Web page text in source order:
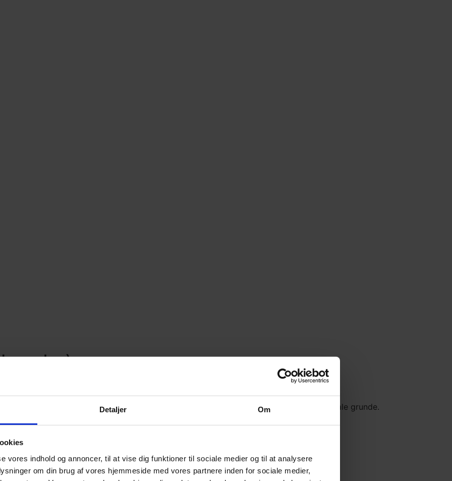
Detaljer Om
vores indhold og annoncer, til at vise dig funktioner til sociale medier og til at analysere
om din brug af vores hjemmeside med vores partnere inden for sociale medier,
på en anden ungdomsuddannelse. Det kan være af faglige, personlige eller sociale grunde.
en gymnasial uddannelse eller i job efter FGU.
uddannelsesparat
brug for at blive styrket fagligt, personligt eller socialt inden du igen skal starte.